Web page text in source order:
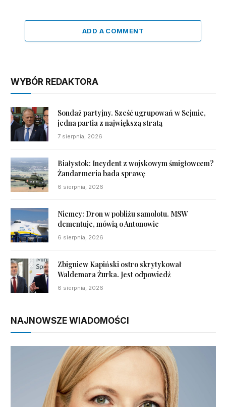
ADD A COMMENT
WYBÓR REDAKTORA
Sondaż partyjny. Sześć ugrupowań w Sejmie,
jedna partia z największą stratą
7 sierpnia, 2026
Białystok: Incydent z wojskowym śmigłowcem?
Żandarmeria bada sprawę
6 sierpnia, 2026
Niemcy: Dron w pobliżu samolotu. MSW
dementuje, mówią o Antonowie
6 sierpnia, 2026
Zbigniew Kapiński ostro skrytykował
Waldemara Żurka. Jest odpowiedź
6 sierpnia, 2026
NAJNOWSZE WIADOMOŚCI